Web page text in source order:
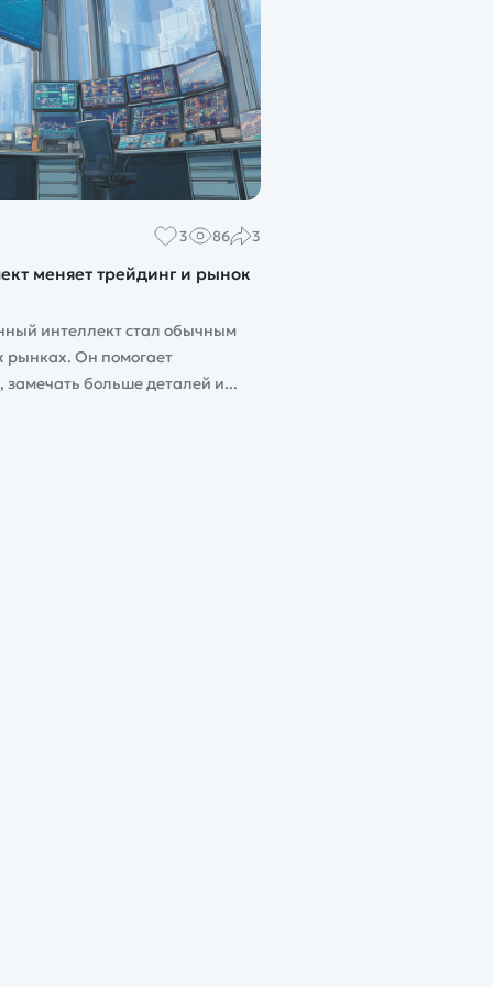
3 86 3
меняет трейдинг и рынок
интеллект стал обычным
рынках. Он помогает
больше деталей и...